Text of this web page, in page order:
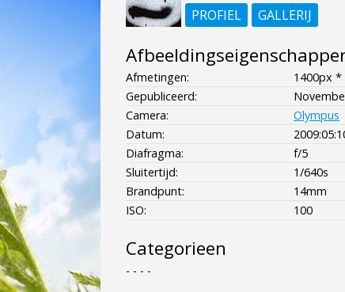
PROFIEL
GALLERIJ
Afmetingen:
1400px *
Gepubliceerd:
Camera:
Olympus
Datum:
Diafragma:
f/5
Sluitertijd:
1/640s
Brandpunt:
14mm
ISO:
100
Categorieen
- - - -